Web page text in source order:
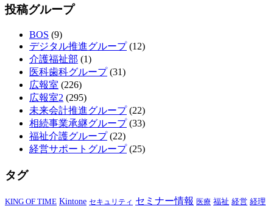
投稿グループ
BOS (9)
デジタル推進グループ(12)
介護福祉部 (1)
医科歯科グループ(31)
広報室 (226)
広報室2 (295)
未来会計推進グループ(22)
相続事業承継グループ(33)
福祉介護グループ(22)
経営サポートグループ(25)
タグ
KING OF TIME Kintone セキュリティ セミナー情報 医療 福祉 経営 経理